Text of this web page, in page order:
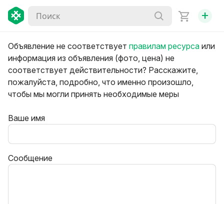
+
Объявление не соответствует правилам ресурса или
информация из объявления (фото, цена) не
соответствует действительности? Расскажите,
пожалуйста, подробно, что именно произошло,
чтобы мы могли принять необходимые меры
Ваше имя
Сообщение